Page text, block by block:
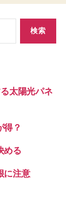
太陽光パネ
得？
める
に注意